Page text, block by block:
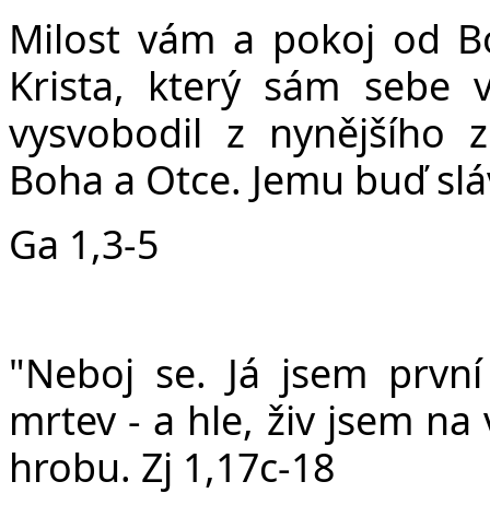
Milost vám a pokoj od
Krista, který sám sebe
vysvobodil z nynějšího
Boha a Otce. Jemu buď
Ga 1,3-5
"Neboj se. Já jsem
mrtev - a hle, živ jsem
hrobu. Zj 1,17c-18